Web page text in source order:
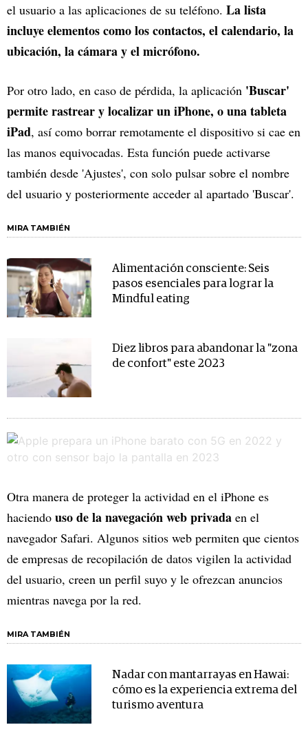
el usuario a las aplicaciones de su teléfono. La lista
incluye elementos como los contactos, el calendario, la
ubicación, la cámara y el micrófono.
Por otro lado, en caso de pérdida, la aplicación 'Buscar'
permite rastrear y localizar un iPhone, o una tableta
iPad, así como borrar remotamente el dispositivo si cae en
las manos equivocadas. Esta función puede activarse
también desde 'Ajustes', con solo pulsar sobre el nombre
del usuario y posteriormente acceder al apartado 'Buscar'.
MIRA TAMBIÉN
Alimentación consciente: Seis
pasos esenciales para lograr la
Mindful eating
Diez libros para abandonar la "zona
de confort" este 2023
Otra manera de proteger la actividad en el iPhone es
haciendo uso de la navegación web privada en el
navegador Safari. Algunos sitios web permiten que cientos
de empresas de recopilación de datos vigilen la actividad
del usuario, creen un perfil suyo y le ofrezcan anuncios
mientras navega por la red.
MIRA TAMBIÉN
Nadar con mantarrayas en Hawai:
cómo es la experiencia extrema del
turismo aventura